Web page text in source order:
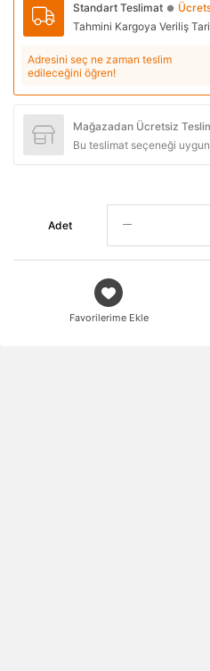
Standart Teslimat ●
Tahmini Kargoya Veriliş
Adresini seç ne zaman teslim
edileceğini öğren!
Mağazadan Ücretsiz
Bu teslimat seçeneği
Adet
Favorilerime Ekle